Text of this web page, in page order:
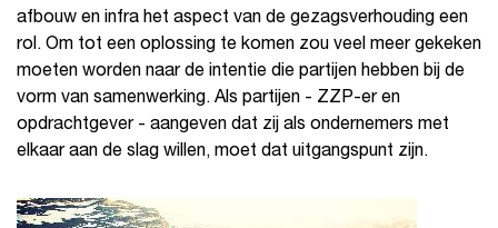
afbouw en infra het aspect van de gezagsverhouding een
rol. Om tot een oplossing te komen zou veel meer gekeken
moeten worden naar de intentie die partijen hebben bij de
vorm van samenwerking. Als partijen - ZZP-er en
opdrachtgever - aangeven dat zij als ondernemers met
elkaar aan de slag willen, moet dat uitgangspunt zijn.